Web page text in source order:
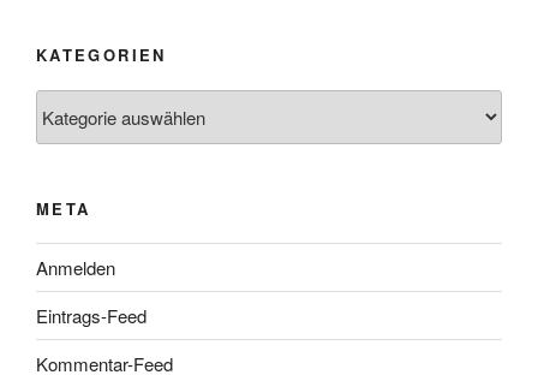
KATEGORIEN
META
Anmelden
Eintrags-Feed
Kommentar-Feed